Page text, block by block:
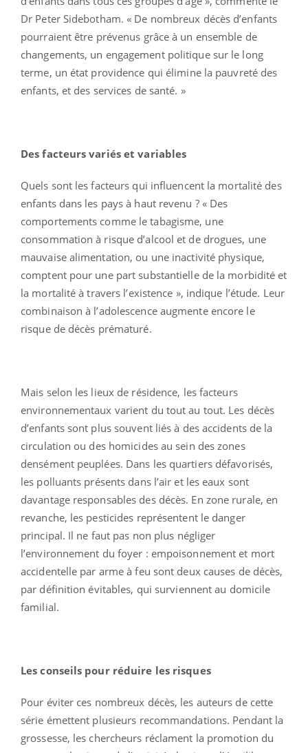
Dr Peter Sidebotham. « De nombreux décès d’enfants
pourraient être prévenus grâce à un ensemble de
changements, un engagement politique sur le long
terme, un état providence qui élimine la pauvreté des
enfants, et des services de santé. »
Des facteurs variés et variables
Quels sont les facteurs qui influencent la mortalité des
enfants dans les pays à haut revenu ? « Des
comportements comme le tabagisme, une
consommation à risque d’alcool et de drogues, une
mauvaise alimentation, ou une inactivité physique,
comptent pour une part substantielle de la morbidité et
la mortalité à travers l’existence », indique l’étude. Leur
combinaison à l’adolescence augmente encore le
risque de décès prématuré.
Mais selon les lieux de résidence, les facteurs
environnementaux varient du tout au tout. Les décès
d’enfants sont plus souvent liés à des accidents de la
circulation ou des homicides au sein des zones
densément peuplées. Dans les quartiers défavorisés,
les polluants présents dans l’air et les eaux sont
davantage responsables des décès. En zone rurale, en
revanche, les pesticides représentent le danger
principal. Il ne faut pas non plus négliger
l’environnement du foyer : empoisonnement et mort
accidentelle par arme à feu sont deux causes de décès,
par définition évitables, qui surviennent au domicile
familial.
Les conseils pour réduire les risques
Pour éviter ces nombreux décès, les auteurs de cette
série émettent plusieurs recommandations. Pendant la
grossesse, les chercheurs réclament la promotion du